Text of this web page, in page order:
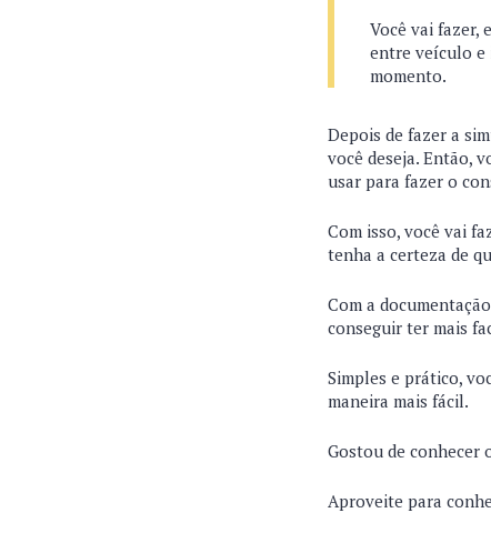
Você vai fazer,
entre veículo e
momento.
Depois de fazer a
você deseja. Então,
usar para fazer o
Com isso, você vai
tenha a certeza de
Com a
conseguir ter mais
Simples e prático,
maneira mais fácil.
Gostou de conhecer
Aproveite para